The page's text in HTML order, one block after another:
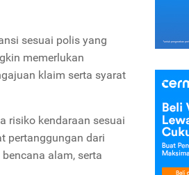
sesuai polis yang
memerlukan
klaim serta syarat
risiko kendaraan sesuai
pertanggungan dari
alam, serta